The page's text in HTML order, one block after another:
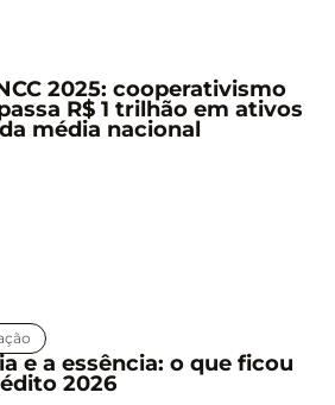
2025: cooperativismo
R$ 1 trilhão em ativos
média nacional
e a essência: o que ficou
2026